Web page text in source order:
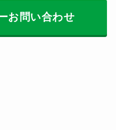
お問い合わせ